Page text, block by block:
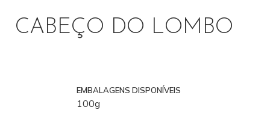
PROFISSIONAL
CABEÇO DO LOMBO
EMBALAGENS DISPONÍVEIS
100g